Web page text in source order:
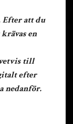
Efter att du
en
till
efter
nedanför.